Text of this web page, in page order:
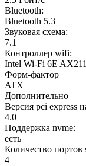
Bluetooth:
Bluetooth 5.3
Звуковая схема:
7.1
Контроллер wifi:
Intel Wi-Fi 6E AX211
Форм-фактор
ATX
Дополнительно
Версия pci express
4.0
Поддержка nvme:
есть
Количество портов
4